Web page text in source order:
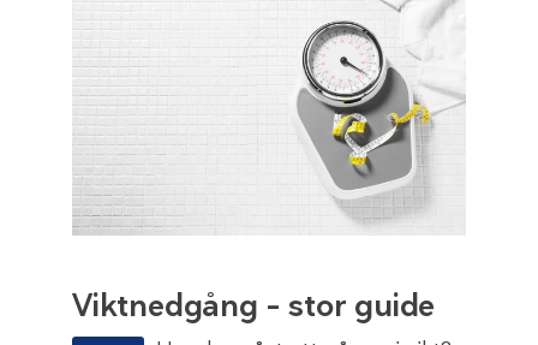
Viktnedgång – stor guide